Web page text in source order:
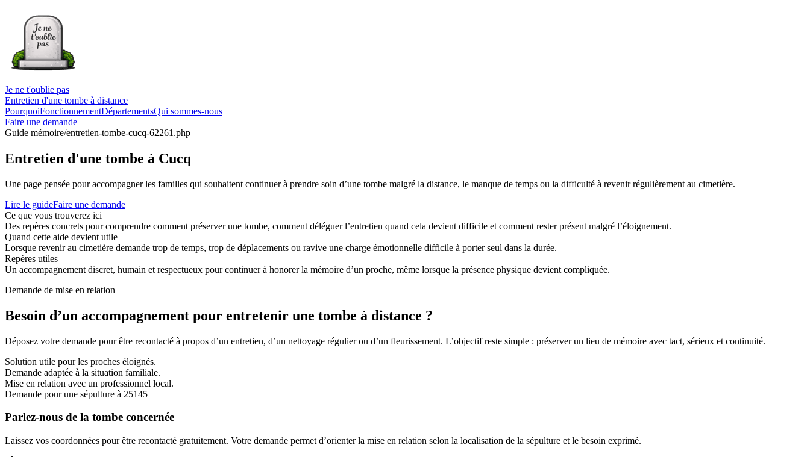
Je ne t'oublie pas
Entretien d'une tombe à distance
PourquoiFonctionnementDépartementsQui sommes-nous
Faire une demande
Guide mémoire/entretien-tombe-cucq-62261.php
Entretien d'une tombe à Cucq
Une page pensée pour accompagner les familles qui souhaitent continuer à prendre soin d’une tombe malgré la distance, le manque de temps ou la difficulté à revenir régulièrement au cimetière.
Lire le guideFaire une demande
Ce que vous trouverez ici
Des repères concrets pour comprendre comment préserver une tombe, comment déléguer l’entretien quand cela devient difficile et comment rester présent malgré l’éloignement.
Quand cette aide devient utile
Lorsque revenir au cimetière demande trop de temps, trop de déplacements ou ravive une charge émotionnelle difficile à porter seul dans la durée.
Repères utiles
Un accompagnement discret, humain et respectueux pour continuer à honorer la mémoire d’un proche, même lorsque la présence physique devient compliquée.
Demande de mise en relation
Besoin d’un accompagnement pour entretenir une tombe à distance ?
Déposez votre demande pour être recontacté à propos d’un entretien, d’un nettoyage régulier ou d’un fleurissement. L’objectif reste simple : préserver un lieu de mémoire avec tact, sérieux et continuité.
Solution utile pour les proches éloignés.
Demande adaptée à la situation familiale.
Mise en relation avec un professionnel local.
Demande pour une sépulture à 25145
Parlez-nous de la tombe concernée
Laissez vos coordonnées pour être recontacté gratuitement. Votre demande permet d’orienter la mise en relation selon la localisation de la sépulture et le besoin exprimé.